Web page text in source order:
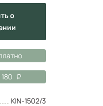
о
KIN-1502/3